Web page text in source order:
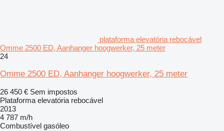
plataforma elevatória rebocável
Omme 2500 ED, Aanhanger hoogwerker, 25 meter
24
Omme 2500 ED, Aanhanger hoogwerker, 25 meter
26 450 € Sem impostos
Plataforma elevatória rebocável
2013
4 787 m/h
Combustível gasóleo